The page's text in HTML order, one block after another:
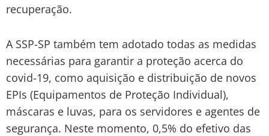
recuperação.
A SSP-SP também tem adotado todas as medidas
necessárias para garantir a proteção acerca do
covid-19, como aquisição e distribuição de novos
EPIs (Equipamentos de Proteção Individual),
máscaras e luvas, para os servidores e agentes de
segurança. Neste momento, 0,5% do efetivo das